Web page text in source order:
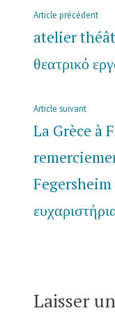
Navigation
de
l’article
Article précédent
atelier
θεατρικό
Article suivantArticle
La Grèce à
Fegersheim
Laisser